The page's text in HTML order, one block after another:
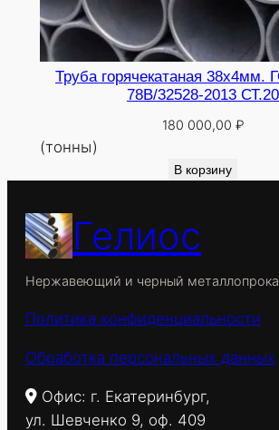
Труба горячекатаная 38х4мм.
78В/32528-2013 СТ.20
180 000,00 ₽
(тонны)
В корзину
Гелиос
Нержавеющий и черный
Политика конфиденциальности
Обработка персональных данных
Офис: г. Екатеринбург,
ул. Шевченко 9, оф. 409